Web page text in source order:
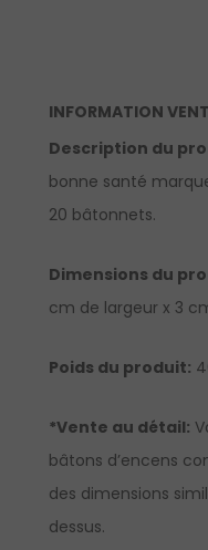
INFORMATION
Description du
bonne santé
20 bâtonnets.
Dimensions du
cm de largeur x 3
Poids du produit:
*Vente au détail:
bâtons d’encens
des dimensions
dessus.